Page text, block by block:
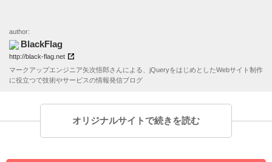
author:
BlackFlag
http://black-flag.net
マークアップエンジニア矢次悟郎さんによる、jQueryをはじめとしたWebサイト制作
に役立つで技術やサービスの情報発信ブログ
オリジナルサイトで続きを読む